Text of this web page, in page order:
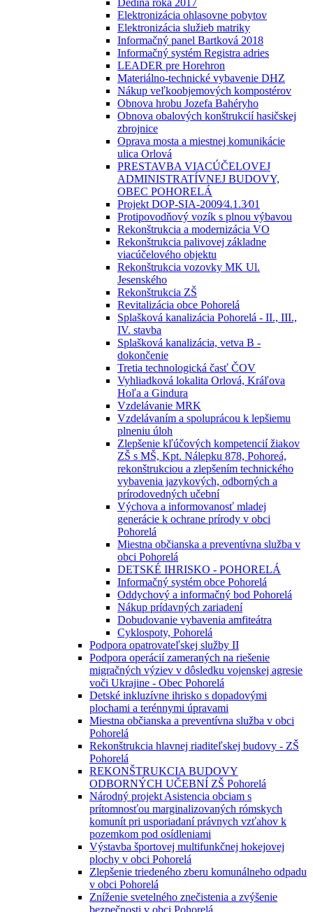
Dedina roka 2017
Elektronizácia ohlasovne pobytov
Elektronizácia služieb matriky
Informačný panel Bartková 2018
Informačný systém Registra adries
LEADER pre Horehron
Materiálno-technické vybavenie DHZ
Nákup veľkoobjemových kompostérov
Obnova hrobu Jozefa Bahéryho
Obnova obalových konštrukcií hasičskej
zbrojnice
Oprava mosta a miestnej komunikácie
ulica Orlová
PRESTAVBA VIACÚČELOVEJ
ADMINISTRATÍVNEJ BUDOVY,
OBEC POHORELÁ
Projekt DOP-SIA-2009⁄4.1.3⁄01
Protipovodňový vozík s plnou výbavou
Rekonštrukcia a modernizácia VO
Rekonštrukcia palivovej základne
viacúčelového objektu
Rekonštrukcia vozovky MK Ul.
Jesenského
Rekonštrukcia ZŠ
Revitalizácia obce Pohorelá
Splašková kanalizácia Pohorelá - II., III.,
IV. stavba
Splašková kanalizácia, vetva B -
dokončenie
Tretia technologická časť ČOV
Vyhliadková lokalita Orlová, Kráľova
Hoľa a Gindura
Vzdelávanie MRK
Vzdelávaním a spoluprácou k lepšiemu
plneniu úloh
Zlepšenie kľúčových kompetencií žiakov
ZŠ s MŠ, Kpt. Nálepku 878, Pohoreá,
rekonštrukciou a zlepšením technického
vybavenia jazykových, odborných a
prírodovedných učební
Výchova a informovanosť mladej
generácie k ochrane prírody v obci
Pohorelá
Miestna občianska a preventívna služba v
obci Pohorelá
DETSKÉ IHRISKO - POHORELÁ
Informačný systém obce Pohorelá
Oddychový a informačný bod Pohorelá
Nákup prídavných zariadení
Dobudovanie vybavenia amfiteátra
Cyklospoty, Pohorelá
Podpora opatrovateľskej služby II
Podpora operácií zameraných na riešenie
migračných výziev v dôsledku vojenskej agresie
voči Ukrajine - Obec Pohorelá
Detské inkluzívne ihrisko s dopadovými
plochami a terénnymi úpravami
Miestna občianska a preventívna služba v obci
Pohorelá
Rekonštrukcia hlavnej riaditeľskej budovy - ZŠ
Pohorelá
REKONŠTRUKCIA BUDOVY
ODBORNÝCH UČEBNÍ ZŠ Pohorelá
Národný projekt Asistencia obciam s
prítomnosťou marginalizovaných rómskych
komunít pri usporiadaní právnych vzťahov k
pozemkom pod osídleniami
Výstavba športovej multifunkčnej hokejovej
plochy v obci Pohorelá
Zlepšenie triedeného zberu komunálneho odpadu
v obci Pohorelá
Zníženie svetelného znečistenia a zvýšenie
bezpečnosti v obci Pohorelá